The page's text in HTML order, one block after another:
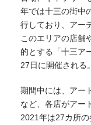
年では十三の街中
行しており、アー
このエリアの店舗
的とする「十三ア
27日に開催される。
期間中には、アー
など、各店がアー
2021年は27カ所